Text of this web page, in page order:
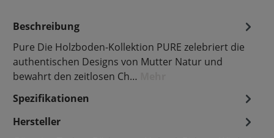
Beschreibung
Pure Die Holzboden-Kollektion PURE zelebriert die
authentischen Designs von Mutter Natur und
bewahrt den zeitlosen Ch…
Spezifikationen
Hersteller